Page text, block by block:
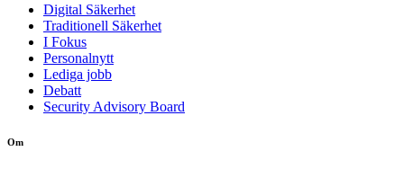
Digital Säkerhet
Traditionell Säkerhet
I Fokus
Personalnytt
Lediga jobb
Debatt
Security Advisory Board
Om